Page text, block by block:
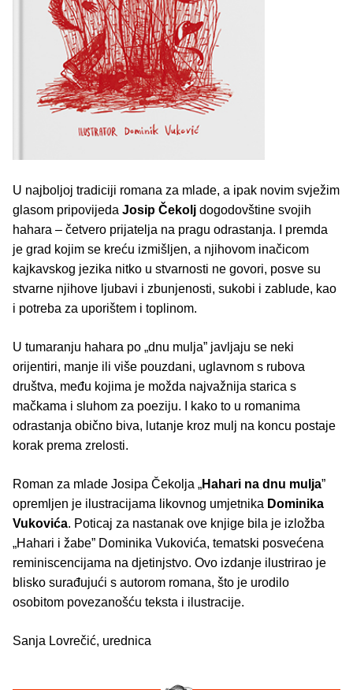
U najboljoj tradiciji romana za mlade, a ipak novim svježim
glasom pripovijeda Josip Čekolj dogodovštine svojih
hahara – četvero prijatelja na pragu odrastanja. I premda
je grad kojim se kreću izmišljen, a njihovom inačicom
kajkavskog jezika nitko u stvarnosti ne govori, posve su
stvarne njihove ljubavi i zbunjenosti, sukobi i zablude, kao
i potreba za uporištem i toplinom.
U tumaranju hahara po „dnu mulja” javljaju se neki
orijentiri, manje ili više pouzdani, uglavnom s rubova
društva, među kojima je možda najvažnija starica s
mačkama i sluhom za poeziju. I kako to u romanima
odrastanja obično biva, lutanje kroz mulj na koncu postaje
korak prema zrelosti.
Roman za mlade Josipa Čekolja „Hahari na dnu mulja”
opremljen je ilustracijama likovnog umjetnika Dominika
Vukovića. Poticaj za nastanak ove knjige bila je izložba
„Hahari i žabe” Dominika Vukovića, tematski posvećena
reminiscencijama na djetinjstvo. Ovo izdanje ilustrirao je
blisko surađujući s autorom romana, što je urodilo
osobitom povezanošću teksta i ilustracije.
Sanja Lovrečić, urednica